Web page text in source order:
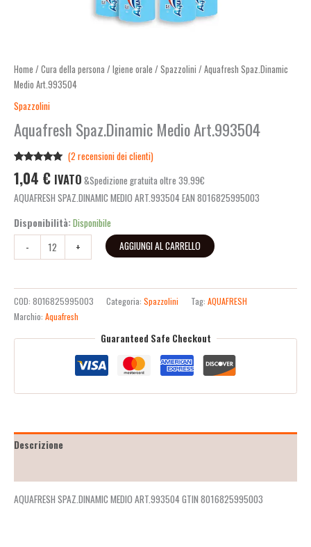
Home / Cura della persona / Igiene orale / Spazzolini / Aquafresh Spaz.Dinamic
Medio Art.993504
Spazzolini
Aquafresh Spaz.Dinamic Medio Art.993504
5.00 su 5
su base di
recensioni
(2 recensioni dei clienti)
1,04 € IVATO &Spedizione gratuita oltre 39.99€
AQUAFRESH SPAZ.DINAMIC MEDIO ART.993504 EAN 8016825995003
Disponibilità:Disponibile
-
+ AGGIUNGI AL CARRELLO
COD: 8016825995003 Categoria: Spazzolini Tag: AQUAFRESH
Marchio: Aquafresh
Guaranteed Safe Checkout
Descrizione
AQUAFRESH SPAZ.DINAMIC MEDIO ART.993504 GTIN 8016825995003